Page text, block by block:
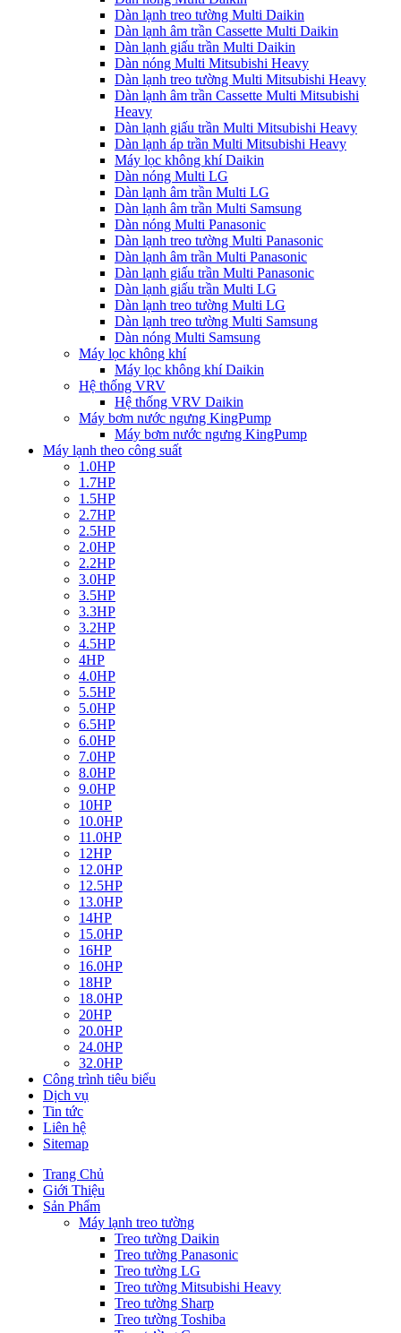
Dàn lạnh treo tường Multi Daikin
Dàn lạnh âm trần Cassette Multi Daikin
Dàn lạnh giấu trần Multi Daikin
Dàn nóng Multi Mitsubishi Heavy
Dàn lạnh treo tường Multi Mitsubishi Heavy
Dàn lạnh âm trần Cassette Multi Mitsubishi
Heavy
Dàn lạnh giấu trần Multi Mitsubishi Heavy
Dàn lạnh áp trần Multi Mitsubishi Heavy
Máy lọc không khí Daikin
Dàn nóng Multi LG
Dàn lạnh âm trần Multi LG
Dàn lạnh âm trần Multi Samsung
Dàn nóng Multi Panasonic
Dàn lạnh treo tường Multi Panasonic
Dàn lạnh âm trần Multi Panasonic
Dàn lạnh giấu trần Multi Panasonic
Dàn lạnh giấu trần Multi LG
Dàn lạnh treo tường Multi LG
Dàn lạnh treo tường Multi Samsung
Dàn nóng Multi Samsung
Máy lọc không khí
Máy lọc không khí Daikin
Hệ thống VRV
Hệ thống VRV Daikin
Máy bơm nước ngưng KingPump
Máy bơm nước ngưng KingPump
Máy lạnh theo công suất
1.0HP
1.7HP
1.5HP
2.7HP
2.5HP
2.0HP
2.2HP
3.0HP
3.5HP
3.3HP
3.2HP
4.5HP
4HP
4.0HP
5.5HP
5.0HP
6.5HP
6.0HP
7.0HP
8.0HP
9.0HP
10HP
10.0HP
11.0HP
12HP
12.0HP
12.5HP
13.0HP
14HP
15.0HP
16HP
16.0HP
18HP
18.0HP
20HP
20.0HP
24.0HP
32.0HP
Công trình tiêu biểu
Dịch vụ
Tin tức
Liên hệ
Sitemap
Trang Chủ
Giới Thiệu
Sản Phẩm
Máy lạnh treo tường
Treo tường Daikin
Treo tường Panasonic
Treo tường LG
Treo tường Mitsubishi Heavy
Treo tường Sharp
Treo tường Toshiba